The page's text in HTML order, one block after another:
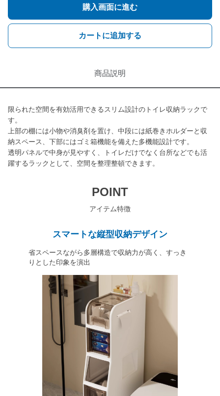
購入画面に進む
カートに追加する
商品説明
限られた空間を有効活用できるスリム設計のトイレ収納ラックで
す。
上部の棚には小物や消臭剤を置け、中段には紙巻きホルダーと収
納スペース、下部にはゴミ箱機能を備えた多機能設計です。
透明パネルで中身が見やすく、トイレだけでなく台所などでも活
躍するラックとして、空間を整理整頓できます。
POINT
アイテム特徴
スマートな縦型収納デザイン
省スペースながら多層構造で収納力が高く、すっき
りとした印象を演出